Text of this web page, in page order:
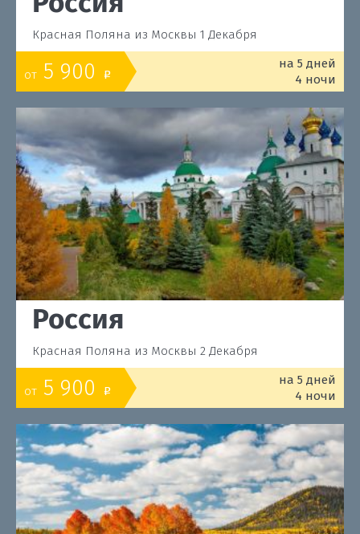
Красная Поляна из Москвы 1 Декабря
от 5 900 o
на 5 дней
4 ночи
Россия
Красная Поляна из Москвы 2 Декабря
от 5 900 o
на 5 дней
4 ночи